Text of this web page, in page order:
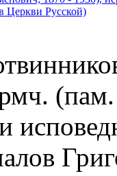
Церкви Русской)